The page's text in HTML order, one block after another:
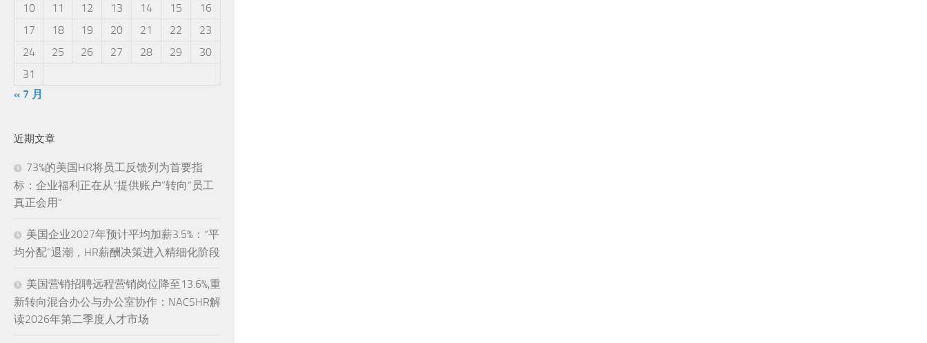
10
11 12 13 14 15
16
17
18 19 20 21 22
23
24
25 26 27 28 29
30
31
« 7 月
近期文章
73%的美国HR将员工反馈列为首要指
标：企业福利正在从“提供账户”转向“员工
真正会用”
美国企业2027年预计平均加薪3.5%：“平
均分配”退潮，HR薪酬决策进入精细化阶段
美国营销招聘远程营销岗位降至13.6%,重
新转向混合办公与办公室协作：NACSHR解
读2026年第二季度人才市场